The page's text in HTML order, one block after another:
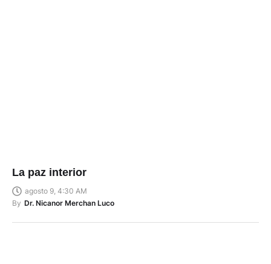
La paz interior
agosto 9, 4:30 AM
By Dr. Nicanor Merchan Luco